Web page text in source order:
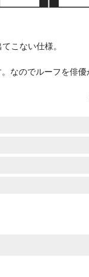
こない仕様。
なのでルーフを俳